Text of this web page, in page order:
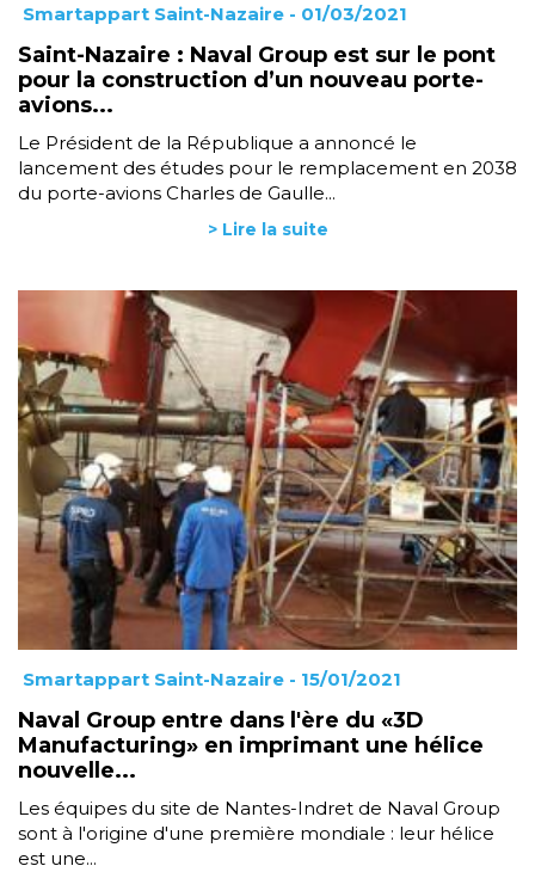
Smartappart Saint-Nazaire - 01/03/2021
Saint-Nazaire : Naval Group est sur le pont
pour la construction d’un nouveau porte-
avions...
Le Président de la République a annoncé le
lancement des études pour le remplacement en 2038
du porte-avions Charles de Gaulle...
> Lire la suite
Smartappart Saint-Nazaire - 15/01/2021
Naval Group entre dans l'ère du «3D
Manufacturing» en imprimant une hélice
nouvelle...
Les équipes du site de Nantes-Indret de Naval Group
sont à l'origine d'une première mondiale : leur hélice
est une...